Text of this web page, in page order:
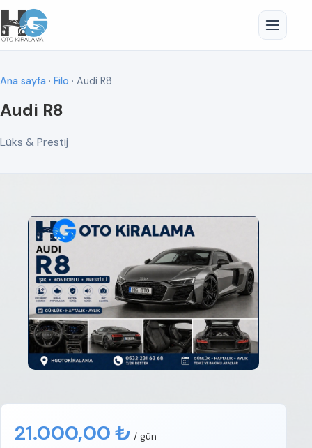
Ana sayfa · Filo · Audi R8
Audi R8
Lüks & Prestij
21.000,00 ₺ / gün